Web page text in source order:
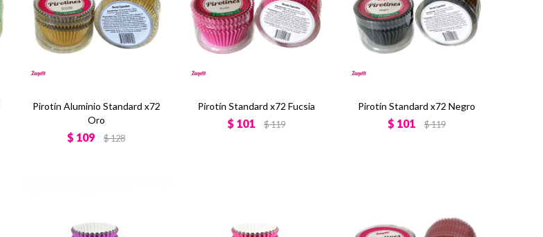
Pirotín Aluminio Standard x72
Oro
$ 109 $128
Pirotín Standard x72 Fucsia
$ 101 $119
Pirotín Standard x72 Negro
$ 101 $119